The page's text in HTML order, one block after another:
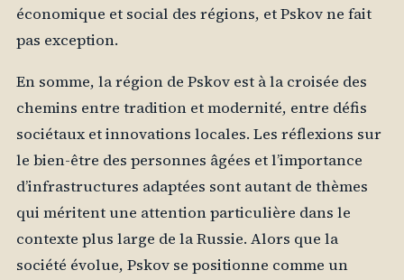
économique et social des régions, et Pskov ne fait
pas exception.
En somme, la région de Pskov est à la croisée des
chemins entre tradition et modernité, entre défis
sociétaux et innovations locales. Les réflexions sur
le bien-être des personnes âgées et l’importance
d’infrastructures adaptées sont autant de thèmes
qui méritent une attention particulière dans le
contexte plus large de la Russie. Alors que la
société évolue, Pskov se positionne comme un